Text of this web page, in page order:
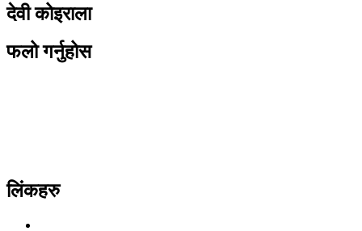
देवी कोइराला
फलो गर्नुहोस
लिंकहरु